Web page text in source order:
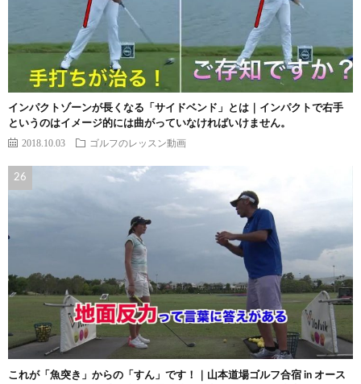
インパクトゾーンが長くなる「サイドベンド」とは｜インパクトで右手
というのはイメージ的には曲がっていなければいけません。
2018.10.03 ゴルフのレッスン動画
これが「魚突き」からの「すん」です！｜山本道場ゴルフ合宿 in オース